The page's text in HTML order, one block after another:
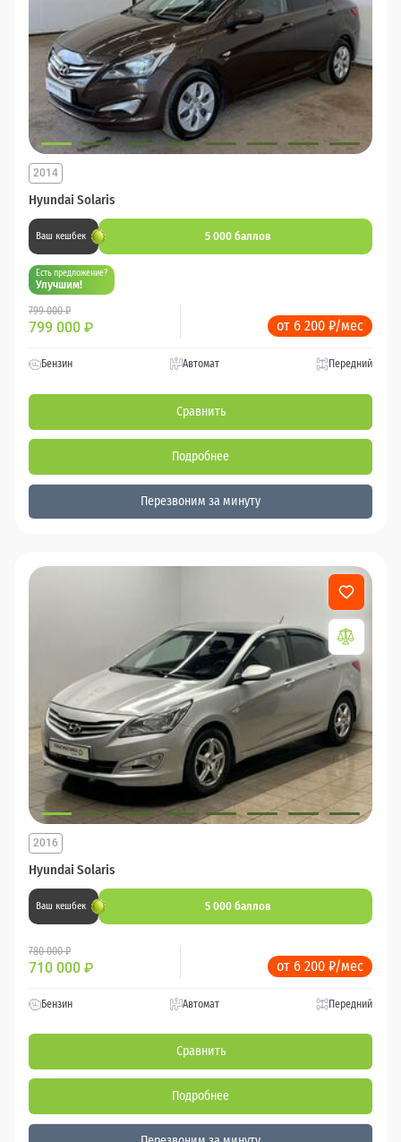
Hyundai Solaris
2014
Ваш кешбек 5 000 баллов
Есть предложение?
Улучшим!
799 000 ₽
799 000 ₽ от 6 200 ₽/мес
Бензин Автомат Передний
Сравнить
Подробнее
Перезвоним за минуту
Hyundai Solaris
2016
Ваш кешбек 5 000 баллов
780 000 ₽
710 000 ₽ от 6 200 ₽/мес
Бензин Автомат Передний
Сравнить
Подробнее